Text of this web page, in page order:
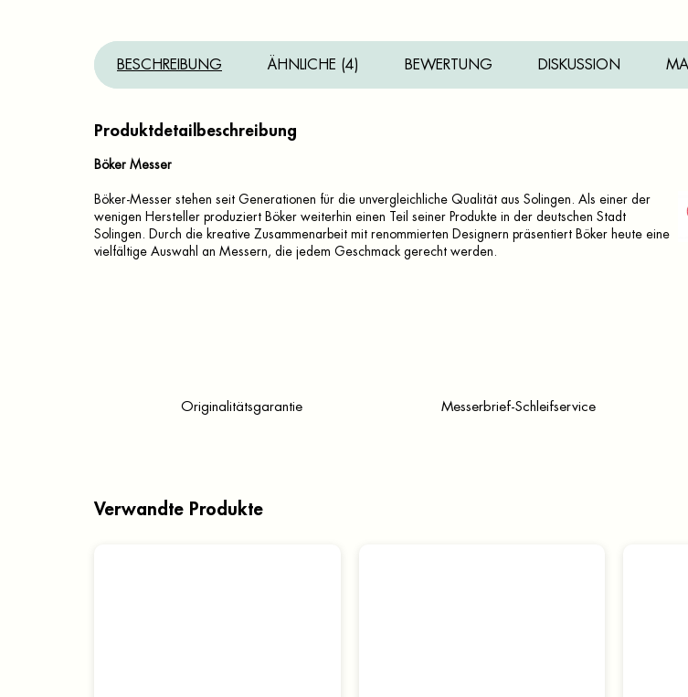
BESCHREIBUNG ÄHNLICHE (4) BEWERTUNG DISKUSSION
Produktdetailbeschreibung
Böker Messer
Böker-Messer stehen seit Generationen für die unvergleichliche Qualität aus Solingen. Als einer der
wenigen Hersteller produziert Böker weiterhin einen Teil seiner Produkte in der deutschen Stadt
Solingen. Durch die kreative Zusammenarbeit mit renommierten Designern präsentiert Böker heute eine
vielfältige Auswahl an Messern, die jedem Geschmack gerecht werden.
Originalitätsgarantie Messerbrief-Schleifservice
Verwandte Produkte